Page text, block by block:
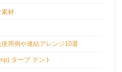
素材
用例や連結アレンジ10選
タープ テント